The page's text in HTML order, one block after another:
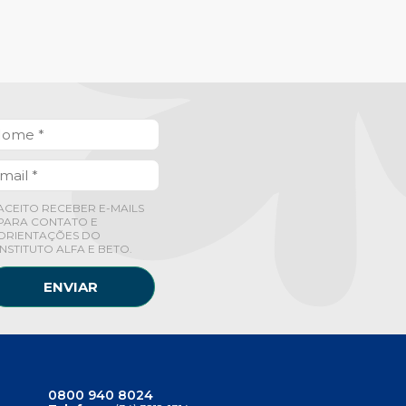
RECEBER E-MAILS
CONTATO E
DO
ALFA E BETO.
ENVIAR
0800 940 8024